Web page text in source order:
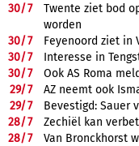
30/7
Twente ziet bod
worden
30/7
Feyenoord ziet in
30/7
Interesse in
30/7
Ook AS Roma
29/7
AZ neemt ook
29/7
Bevestigd: Sauer
28/7
Zechiël kan
28/7
Van Bronckhorst